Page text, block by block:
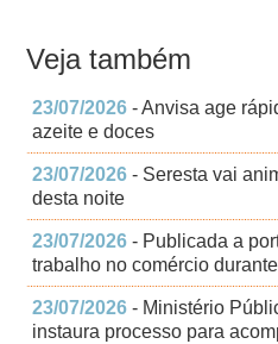
Veja também
23/07/2026 - Anvisa age
azeite e doces
23/07/2026 - Seresta vai
desta noite
23/07/2026 - Publicada a
trabalho no comércio
23/07/2026 - Ministério
instaura processo para